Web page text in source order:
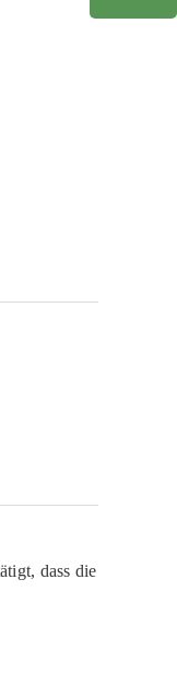
dass die